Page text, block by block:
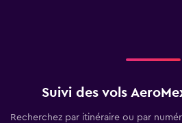
Suivi des vols
Recherchez par itinéraire ou par